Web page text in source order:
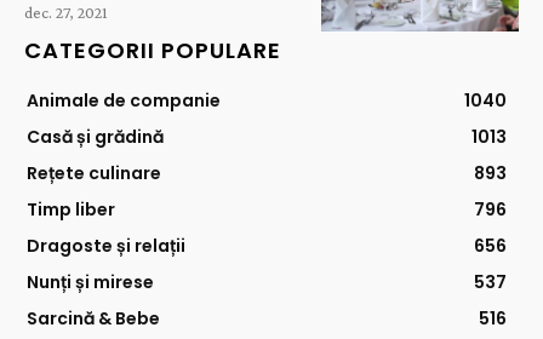
dec. 27, 2021
CATEGORII POPULARE
Animale de companie
1040
Casă și grădină
1013
Rețete culinare
893
Timp liber
796
Dragoste și relații
656
Nunți și mirese
537
Sarcină & Bebe
516